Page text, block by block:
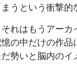
うという衝撃的
れはもうアー
の中だけの作
勢いと脳内の